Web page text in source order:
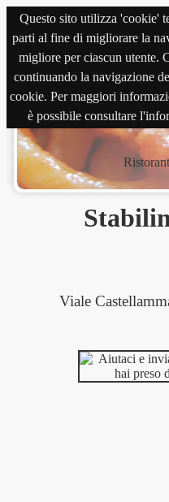
Questo sito utilizza 'cookie'
parti al fine di migliorare la
migliore per ciascun utente.
continuando la navigazione
cookie. Per maggiori
è possibile consultare
Viale